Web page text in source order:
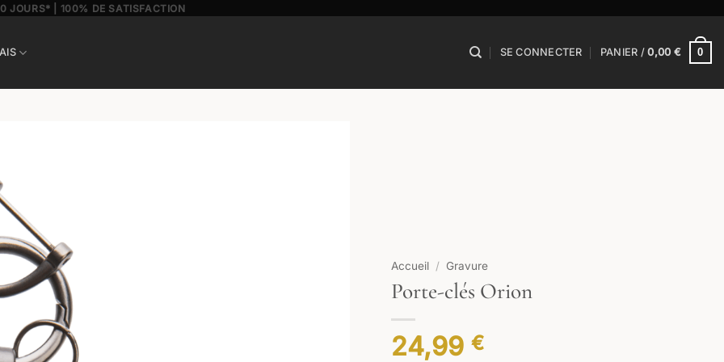
JOURS* | 100% DE SATISFACTION
SE CONNECTER PANIER /0,00 € 0
Accueil / Gravure
Porte-clés Orion
24,99 €